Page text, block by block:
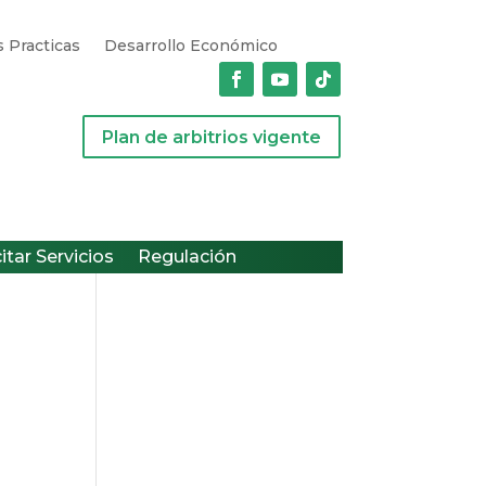
Practicas Desarrollo Económico
Plan de arbitrios vigente
Servicios Regulación